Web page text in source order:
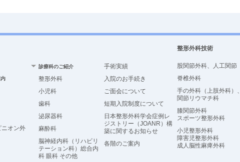
ニオン外
診療科のご紹介
整形外科
小児科
歯科
泌尿器科
麻酔科
脳神経内科（リハビリ
テーション科）総合内
科 眼科 その他
手術実績
入院のお手続き
ご面会について
短期入院制度について
日本整形外科学会症例レ
ジストリー（JOANR）構
築に関するお知らせ
各階のご案内
整形外科技術
股関節外科、人工関節
脊椎外科
手の外科（上肢外科）、
関節リウマチ科
膝関節外科
スポーツ整形外科
小児整形外科
障害児整形外科
成人脳性麻痺外科